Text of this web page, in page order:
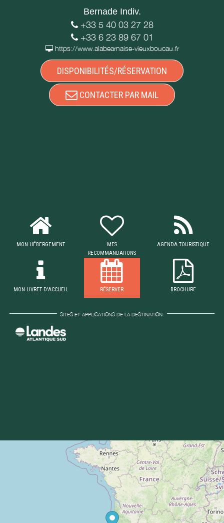
Bernade Indiv.
+33 5 40 03 27 28
+33 6 23 89 67 01
https://www.alabearnaise-vieuxboucau.fr
DISPONIBILITÉS/RÉSERVATION
CONTACTER PAR MAIL
MON HÉBERGEMENT
MES
RECOMMANDATIONS
AGENDA TOURISTIQUE
MON LIVRET D'ACCUEIL RÉSERVER BROCHURE
SITES ET APPLICATIONS DE LA DESTINATION: